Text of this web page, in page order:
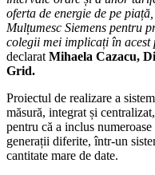
oferta de energie de pe
Mulțumesc Siemens pentru
colegii mei implicați în
declaratMihaela Cazacu,
Grid.
Proiectul de realizare a
măsură, integrat și
pentru că a inclus
generații diferite, într-un
cantitate mare de date.